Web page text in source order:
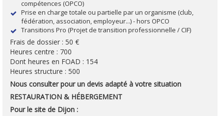
compétences (OPCO)
Prise en charge totale ou partielle par un organisme (club,
fédération, association, employeur...) - hors OPCO
Transitions Pro (Projet de transition professionnelle / CIF)
Frais de dossier : 50 €
Heures centre : 700
Dont heures en FOAD : 154
Heures structure : 500
Nous consulter pour un devis adapté à votre situation
RESTAURATION & HÉBERGEMENT
Pour le site de Dijon :